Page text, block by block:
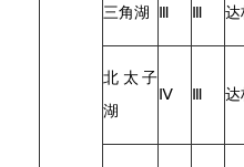
三角湖 达
北太子
湖
Ⅳ 达